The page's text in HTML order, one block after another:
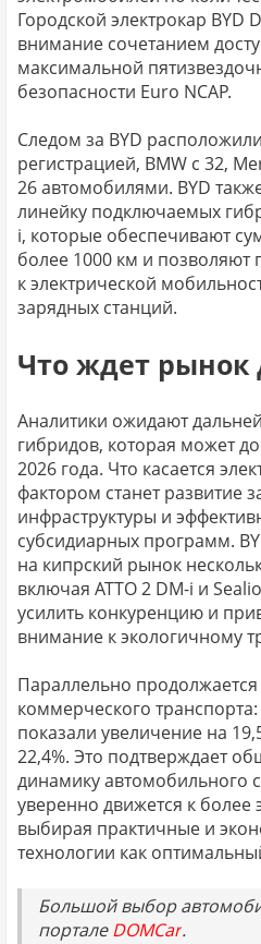
Городской электрокар BYD
внимание сочетанием
максимальной
безопасности Euro NCAP.
Следом за BYD
регистрацией, BMW с 32,
26 автомобилями. BYD
линейку подключаемых
i, которые обеспечивают
более 1000 км и позволяют
к электрической
зарядных станций.
Что ждет рынок
Аналитики ожидают
гибридов, которая может
2026 года. Что касается
фактором станет развитие
инфраструктуры и
субсидиарных программ.
на кипрский рынок
включая ATTO 2 DM-i и
усилить конкуренцию и
внимание к экологичному
Параллельно
коммерческого
показали увеличение на
22,4%. Это подтверждает
динамику автомобильного
уверенно движется к
выбирая практичные и
технологии как
Большой выбор
порталеDOMCar.